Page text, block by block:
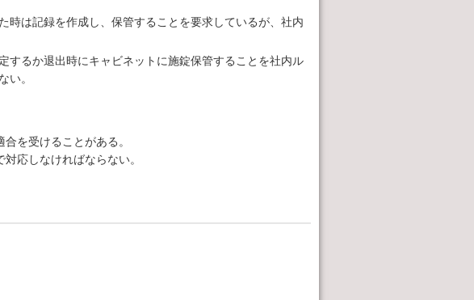
時は記録を作成し、保管することを要求しているが、社内
するか退出時にキャビネットに施錠保管することを社内ル
い。
を受けることがある。
応しなければならない。